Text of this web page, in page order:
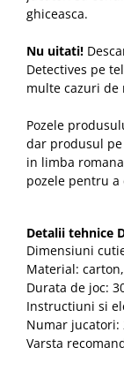
ghiceasca.
Nu uitati!
Detectives pe
multe cazuri de
Pozele
dar produsul pe
in limba
pozele pentru
Detalii tehnice
Dimensiuni
Material:
Durata de joc:
Instructiuni si
Numar jucatori:
Varsta